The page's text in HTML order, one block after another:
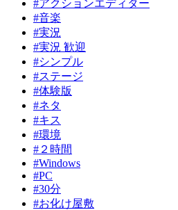
#アクションエディター
#音楽
#実況
#実況 歓迎
#シンプル
#ステージ
#体験版
#ネタ
#キス
#環境
#２時間
#Windows
#PC
#30分
#お化け屋敷